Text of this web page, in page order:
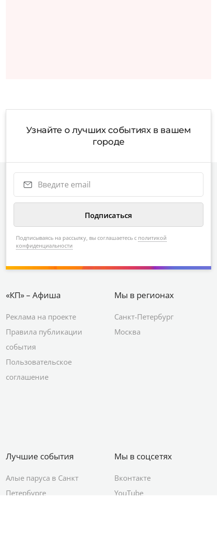
Узнайте о лучших событиях в вашем
городе
Подписываясь на рассылку, вы соглашаетесь с политикой
конфиденциальности
«КП» – Афиша
Реклама на проекте
Правила публикации
события
Пользовательское
соглашение
Мы в регионах
Санкт-Петербург
Москва
Лучшие события
Алые паруса в Санкт
Петербурге
Мы в соцсетях
Вконтакте
YouTube